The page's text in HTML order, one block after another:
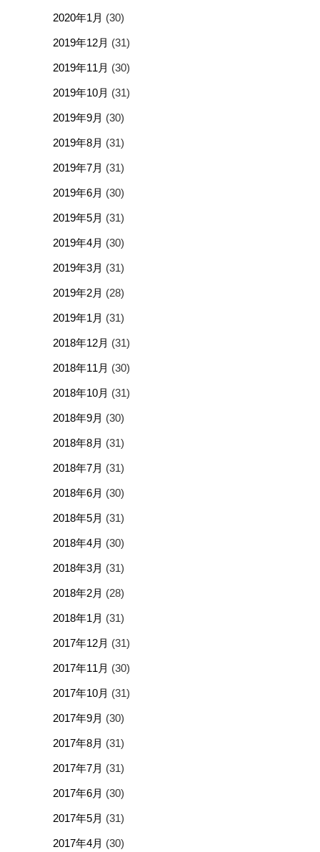
2020年1月 (30)
2019年12月 (31)
2019年11月 (30)
2019年10月 (31)
2019年9月 (30)
2019年8月 (31)
2019年7月 (31)
2019年6月 (30)
2019年5月 (31)
2019年4月 (30)
2019年3月 (31)
2019年2月 (28)
2019年1月 (31)
2018年12月 (31)
2018年11月 (30)
2018年10月 (31)
2018年9月 (30)
2018年8月 (31)
2018年7月 (31)
2018年6月 (30)
2018年5月 (31)
2018年4月 (30)
2018年3月 (31)
2018年2月 (28)
2018年1月 (31)
2017年12月 (31)
2017年11月 (30)
2017年10月 (31)
2017年9月 (30)
2017年8月 (31)
2017年7月 (31)
2017年6月 (30)
2017年5月 (31)
2017年4月 (30)